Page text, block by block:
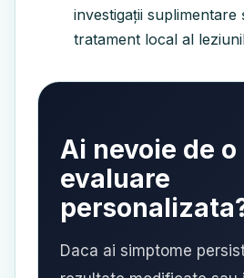
investigații suplimentare
tratament local al
Ai nevoie de o
evaluare
Daca ai simptome